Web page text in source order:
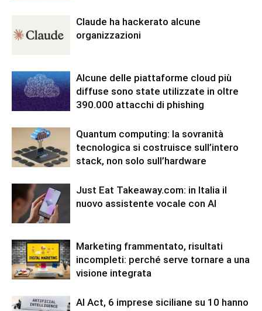
Claude ha hackerato alcune
organizzazioni
Alcune delle piattaforme cloud più
diffuse sono state utilizzate in oltre
390.000 attacchi di phishing
Quantum computing: la sovranità
tecnologica si costruisce sull’intero
stack, non solo sull’hardware
Just Eat Takeaway.com: in Italia il
nuovo assistente vocale con AI
Marketing frammentato, risultati
incompleti: perché serve tornare a una
visione integrata
AI Act, 6 imprese siciliane su 10 hanno